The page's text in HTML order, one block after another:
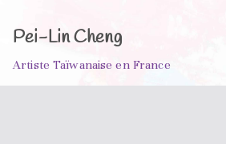
contenu
Pei-Lin Cheng
Artiste Taïwanaise en France